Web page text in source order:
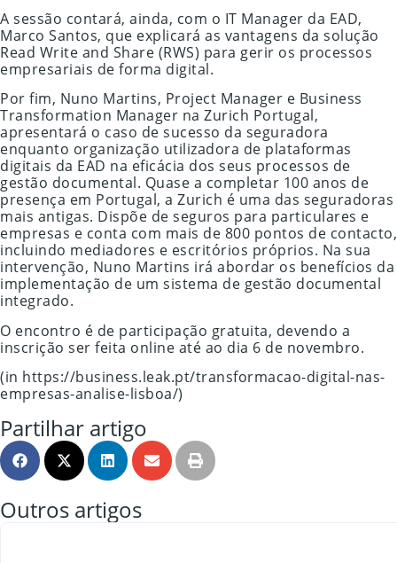
A sessão contará, ainda, com o IT Manager da EAD,
Marco Santos, que explicará as vantagens da solução
Read Write and Share (RWS) para gerir os processos
empresariais de forma digital.
Por fim, Nuno Martins, Project Manager e Business
Transformation Manager na Zurich Portugal,
apresentará o caso de sucesso da seguradora
enquanto organização utilizadora de plataformas
digitais da EAD na eficácia dos seus processos de
gestão documental. Quase a completar 100 anos de
presença em Portugal, a Zurich é uma das seguradoras
mais antigas. Dispõe de seguros para particulares e
empresas e conta com mais de 800 pontos de contacto,
incluindo mediadores e escritórios próprios. Na sua
intervenção, Nuno Martins irá abordar os benefícios da
implementação de um sistema de gestão documental
integrado.
O encontro é de participação gratuita, devendo a
inscrição ser feita online até ao dia 6 de novembro.
(in https://business.leak.pt/transformacao-digital-nas-
empresas-analise-lisboa/)
Partilhar artigo
Outros artigos